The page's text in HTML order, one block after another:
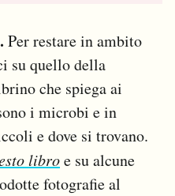
Per restare in ambito
su quello della
che spiega ai
i microbi e in
e dove si trovano.
libroe su alcune
fotografie al